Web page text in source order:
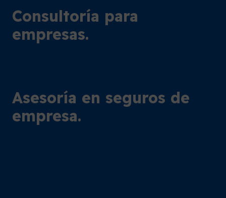
Consultoría para
empresas.
Asesoría en seguros de
empresa.